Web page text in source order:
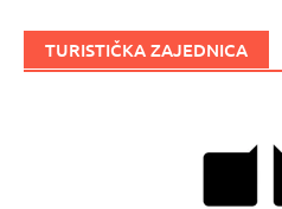
TURISTIČKA ZAJEDNICA